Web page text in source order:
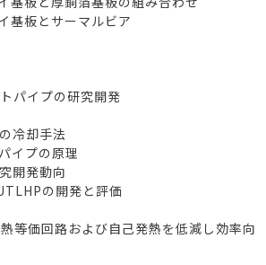
板とサーマルビア
パイプの研究開発
冷却手法
イプの原理
開発動向
の開発と評価
等価回路および自己発熱を低減し効率向